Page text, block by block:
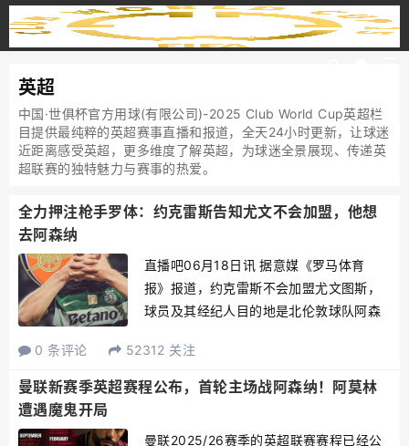
英超
中国·世俱杯官方用球(有限公司)-2025 Club World Cup英超栏
目提供最纯粹的英超赛事直播和报道，全天24小时更新，让球迷
近距离感受英超，更多维度了解英超，为球迷全景展现、传递英
超联赛的独特魅力与赛事的热爱。
全力押注枪手罗体：约克雷斯告知尤文不会加盟，他想
去阿森纳
直播吧06月18日讯 据意媒《罗马体育
报》报道，约克雷斯不会加盟尤文图斯，
球员及其经纪人目的地是北伦敦球队阿森
约克雷斯团队明确通知，约克雷斯希望凭
借“君子协议”离队加盟阿森纳，以征战英超
0 条评论 52312 关注
曼联新赛季英超赛程公布，首轮主场战阿森纳！阿莫林
遭遇魔鬼开局
曼联2025/26赛季的英超联赛赛程已经公